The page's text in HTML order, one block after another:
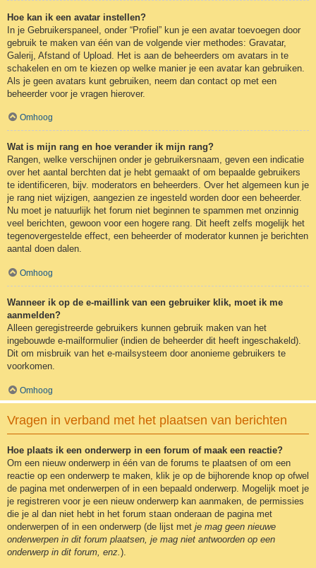
Hoe kan ik een avatar instellen?
In je Gebruikerspaneel, onder “Profiel” kun je een avatar toevoegen door
gebruik te maken van één van de volgende vier methodes: Gravatar,
Galerij, Afstand of Upload. Het is aan de beheerders om avatars in te
schakelen en om te kiezen op welke manier je een avatar kan gebruiken.
Als je geen avatars kunt gebruiken, neem dan contact op met een
beheerder voor je vragen hierover.
Omhoog
Wat is mijn rang en hoe verander ik mijn rang?
Rangen, welke verschijnen onder je gebruikersnaam, geven een indicatie
over het aantal berchten dat je hebt gemaakt of om bepaalde gebruikers
te identificeren, bijv. moderators en beheerders. Over het algemeen kun je
je rang niet wijzigen, aangezien ze ingesteld worden door een beheerder.
Nu moet je natuurlijk het forum niet beginnen te spammen met onzinnig
veel berichten, gewoon voor een hogere rang. Dit heeft zelfs mogelijk het
tegenovergestelde effect, een beheerder of moderator kunnen je berichten
aantal doen dalen.
Omhoog
Wanneer ik op de e-maillink van een gebruiker klik, moet ik me
aanmelden?
Alleen geregistreerde gebruikers kunnen gebruik maken van het
ingebouwde e-mailformulier (indien de beheerder dit heeft ingeschakeld).
Dit om misbruik van het e-mailsysteem door anonieme gebruikers te
voorkomen.
Omhoog
Vragen in verband met het plaatsen van berichten
Hoe plaats ik een onderwerp in een forum of maak een reactie?
Om een nieuw onderwerp in één van de forums te plaatsen of om een
reactie op een onderwerp te maken, klik je op de bijhorende knop op ofwel
de pagina met onderwerpen of in een bepaald onderwerp. Mogelijk moet je
je registreren voor je een nieuw onderwerp kan aanmaken, de permissies
die je al dan niet hebt in het forum staan onderaan de pagina met
onderwerpen of in een onderwerp (de lijst met je mag geen nieuwe
onderwerpen in dit forum plaatsen, je mag niet antwoorden op een
onderwerp in dit forum, enz. ).